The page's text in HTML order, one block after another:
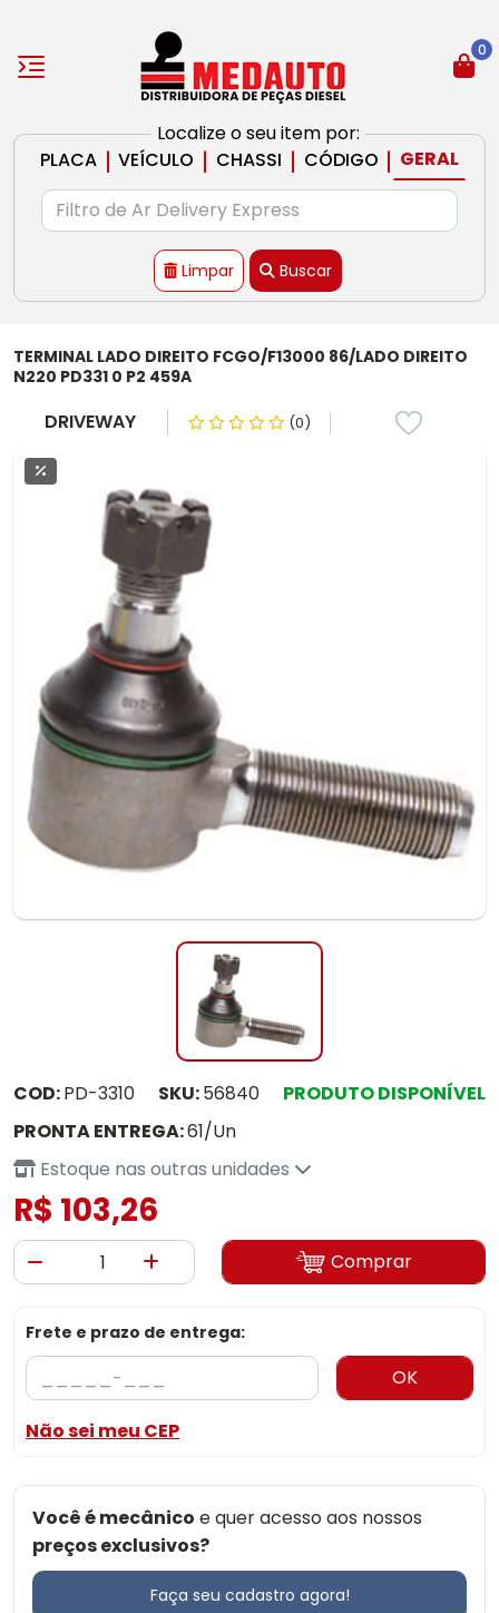
Localize o seu item por:
PLACA | VEÍCULO | CHASSI | CÓDIGO | GERAL
Limpar Buscar
0
TERMINAL LADO DIREITO FCGO/F13000 86/LADO DIREITO
N220 PD331 0 P2 459A
DRIVEWAY (0)
COD:PD-3310 SKU:56840
PRODUTO DISPONÍVEL
PRONTA ENTREGA:61/Un
Estoque nas outras unidades
R$ 103,26
Comprar
Frete e prazo de entrega:
OK
Não sei meu CEP
Você é mecânico e quer acesso aos nossos
preços exclusivos?
Faça seu cadastro agora!